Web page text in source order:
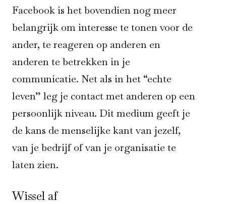
Facebook is het bovendien nog meer
belangrijk om interesse te tonen voor de
ander, te reageren op anderen en
anderen te betrekken in je
communicatie. Net als in het “echte
leven” leg je contact met anderen op een
persoonlijk niveau. Dit medium geeft je
de kans de menselijke kant van jezelf,
van je bedrijf of van je organisatie te
laten zien.
Wissel af